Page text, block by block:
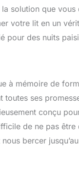
solution que vous
votre lit en un
pour des nuits
à mémoire de
toutes ses
conçu
de ne pas être
bercer